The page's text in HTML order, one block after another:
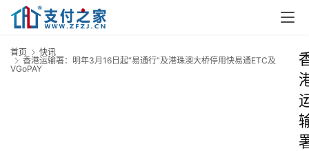
首页
快讯
香港运输署：明年3月16日起“易通行”及港珠澳大桥停用快易通ETC及
VGoPAY